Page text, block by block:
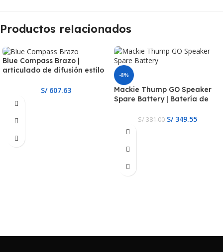
Productos relacionados
Blue Compass Brazo |
articulado de difusión estilo
S/607.63
-8%
Mackie Thump GO Speaker
Spare Battery | Batería de
S/381.00 S/349.55